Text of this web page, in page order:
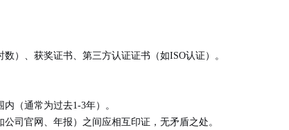
）、获奖证书、第三方认证证书（如ISO认证）。
（通常为过去1-3年）。
司官网、年报）之间应相互印证，无矛盾之处。